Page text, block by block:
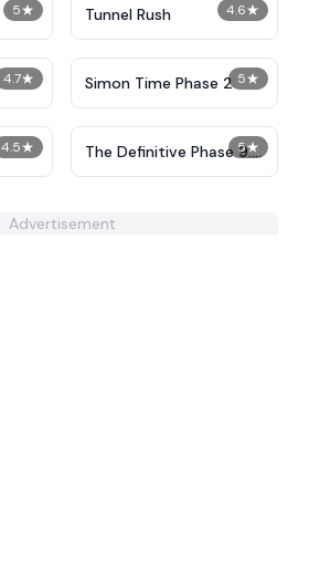
5★ 4.6★
Tunnel Rush
4.7★ 5★
Simon Time Phase 2
4.5★ 5★
The Definitive Phase 9:
Demolition
Advertisement